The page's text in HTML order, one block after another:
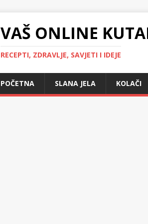
VAŠ ONLINE
RECEPTI, ZDRAVLJE, SAVJETI I IDEJE
POČETNA SLANA JELA KOLAČI